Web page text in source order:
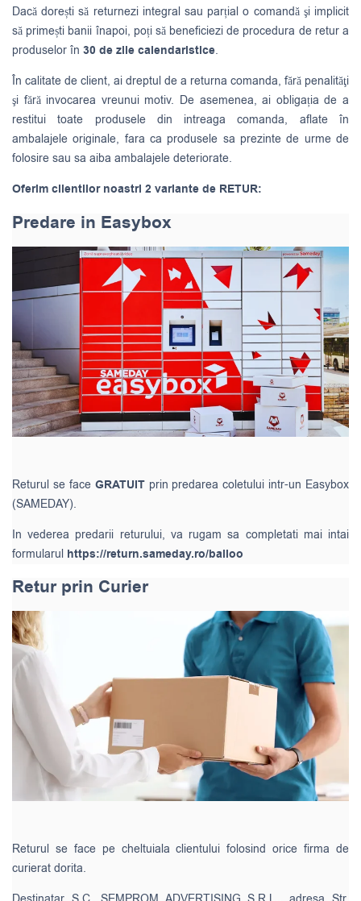
Dacă dorești să returnezi integral sau parțial o comandă şi implicit
să primești banii înapoi, poți să beneficiezi de procedura de retur a
produselor în 30 de zile calendaristice.
În calitate de client, ai dreptul de a returna comanda, fără penalităţi
şi fără invocarea vreunui motiv. De asemenea, ai obligația de a
restitui toate produsele din intreaga comanda, aflate în
ambalajele originale, fara ca produsele sa prezinte de urme de
folosire sau sa aiba ambalajele deteriorate.
Oferim clientilor noastri 2 variante de RETUR:
Predare in Easybox
Returul se face GRATUIT prin predarea coletului intr-un Easybox
(SAMEDAY).
In vederea predarii returului, va rugam sa completati mai intai
formularul https://return.sameday.ro/balloo
Retur prin Curier
Returul se face pe cheltuiala clientului folosind orice firma de
curierat dorita.